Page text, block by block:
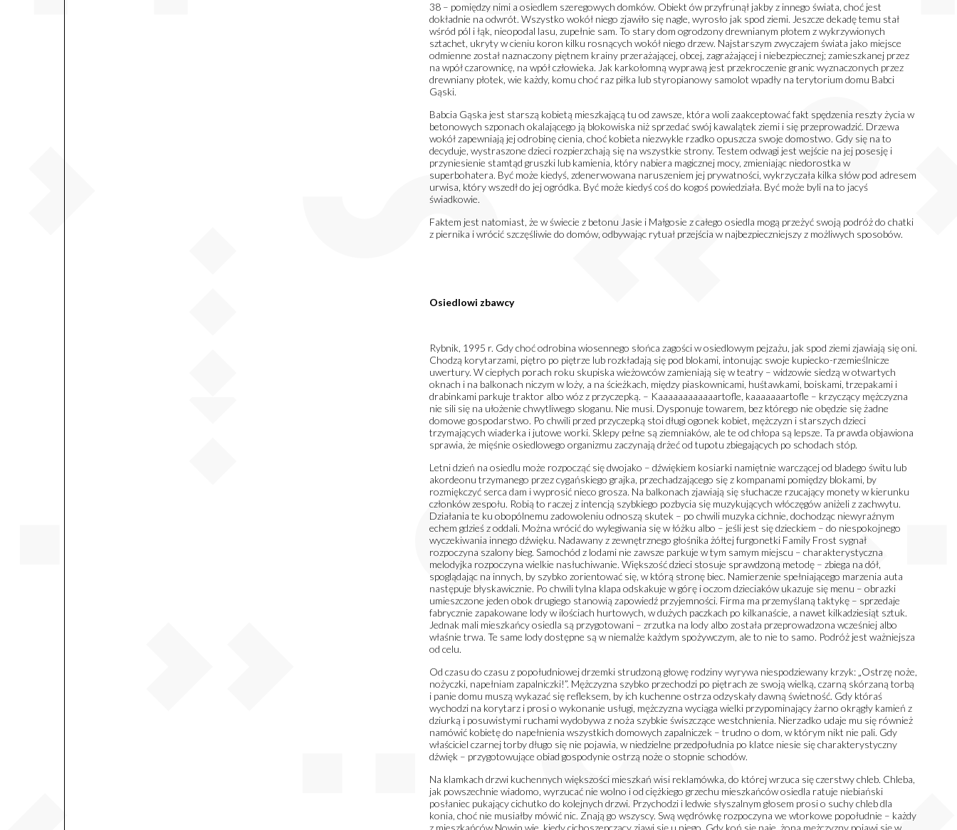
38 – pomiędzy nimi a osiedlem szeregowych domków. Obiekt ów przyfrunął jakby z innego świata, choć jest
dokładnie na odwrót. Wszystko wokół niego zjawiło się nagle, wyrosło jak spod ziemi. Jeszcze dekadę temu stał
wśród pól i łąk, nieopodal lasu, zupełnie sam. To stary dom ogrodzony drewnianym płotem z wykrzywionych
sztachet, ukryty w cieniu koron kilku rosnących wokół niego drzew. Najstarszym zwyczajem świata jako miejsce
odmienne został naznaczony piętnem krainy przerażającej, obcej, zagrażającej i niebezpiecznej; zamieszkanej przez
na wpół czarownicę, na wpół człowieka. Jak karkołomną wyprawą jest przekroczenie granic wyznaczonych przez
drewniany płotek, wie każdy, komu choć raz piłka lub styropianowy samolot wpadły na terytorium domu Babci
Gąski.
Babcia Gąska jest starszą kobietą mieszkającą tu od zawsze, która woli zaakceptować fakt spędzenia reszty życia w
betonowych szponach okalającego ją blokowiska niż sprzedać swój kawalątek ziemi i się przeprowadzić. Drzewa
wokół zapewniają jej odrobinę cienia, choć kobieta niezwykle rzadko opuszcza swoje domostwo. Gdy się na to
decyduje, wystraszone dzieci rozpierzchają się na wszystkie strony. Testem odwagi jest wejście na jej posesję i
przyniesienie stamtąd gruszki lub kamienia, który nabiera magicznej mocy, zmieniając niedorostka w
superbohatera. Być może kiedyś, zdenerwowana naruszeniem jej prywatności, wykrzyczała kilka słów pod adresem
urwisa, który wszedł do jej ogródka. Być może kiedyś coś do kogoś powiedziała. Być może byli na to jacyś
świadkowie.
Faktem jest natomiast, że w świecie z betonu Jasie i Małgosie z całego osiedla mogą przeżyć swoją podróż do chatki
z piernika i wrócić szczęśliwie do domów, odbywając rytuał przejścia w najbezpieczniejszy z możliwych sposobów.
Osiedlowi zbawcy
Rybnik, 1995 r. Gdy choć odrobina wiosennego słońca zagości w osiedlowym pejzażu, jak spod ziemi zjawiają się oni.
Chodzą korytarzami, piętro po piętrze lub rozkładają się pod blokami, intonując swoje kupiecko-rzemieślnicze
uwertury. W ciepłych porach roku skupiska wieżowców zamieniają się w teatry – widzowie siedzą w otwartych
oknach i na balkonach niczym w loży, a na ścieżkach, między piaskownicami, huśtawkami, boiskami, trzepakami i
drabinkami parkuje traktor albo wóz z przyczepką. – Kaaaaaaaaaaaartofle, kaaaaaaartofle – krzyczący mężczyzna
nie sili się na ułożenie chwytliwego sloganu. Nie musi. Dysponuje towarem, bez którego nie obędzie się żadne
domowe gospodarstwo. Po chwili przed przyczepką stoi długi ogonek kobiet, mężczyzn i starszych dzieci
trzymających wiaderka i jutowe worki. Sklepy pełne są ziemniaków, ale te od chłopa są lepsze. Ta prawda objawiona
sprawia, że mięśnie osiedlowego organizmu zaczynają drżeć od tupotu zbiegających po schodach stóp.
Letni dzień na osiedlu może rozpocząć się dwojako – dźwiękiem kosiarki namiętnie warczącej od bladego świtu lub
akordeonu trzymanego przez cygańskiego grajka, przechadzającego się z kompanami pomiędzy blokami, by
rozmiękczyć serca dam i wyprosić nieco grosza. Na balkonach zjawiają się słuchacze rzucający monety w kierunku
członków zespołu. Robią to raczej z intencją szybkiego pozbycia się muzykujących włóczęgów aniżeli z zachwytu.
Działania te ku obopólnemu zadowoleniu odnoszą skutek – po chwili muzyka cichnie, dochodząc niewyraźnym
echem gdzieś z oddali. Można wrócić do wylegiwania się w łóżku albo – jeśli jest się dzieckiem – do niespokojnego
wyczekiwania innego dźwięku. Nadawany z zewnętrznego głośnika żółtej furgonetki Family Frost sygnał
rozpoczyna szalony bieg. Samochód z lodami nie zawsze parkuje w tym samym miejscu – charakterystyczna
melodyjka rozpoczyna wielkie nasłuchiwanie. Większość dzieci stosuje sprawdzoną metodę – zbiega na dół,
spoglądając na innych, by szybko zorientować się, w którą stronę biec. Namierzenie spełniającego marzenia auta
następuje błyskawicznie. Po chwili tylna klapa odskakuje w górę i oczom dzieciaków ukazuje się menu – obrazki
umieszczone jeden obok drugiego stanowią zapowiedź przyjemności. Firma ma przemyślaną taktykę – sprzedaje
fabrycznie zapakowane lody w ilościach hurtowych, w dużych paczkach po kilkanaście, a nawet kilkadziesiąt sztuk.
Jednak mali mieszkańcy osiedla są przygotowani – zrzutka na lody albo została przeprowadzona wcześniej albo
właśnie trwa. Te same lody dostępne są w niemalże każdym spożywczym, ale to nie to samo. Podróż jest ważniejsza
od celu.
Od czasu do czasu z popołudniowej drzemki strudzoną głowę rodziny wyrywa niespodziewany krzyk: „Ostrzę noże,
nożyczki, napełniam zapalniczki!”. Mężczyzna szybko przechodzi po piętrach ze swoją wielką, czarną skórzaną torbą
i panie domu muszą wykazać się refleksem, by ich kuchenne ostrza odzyskały dawną świetność. Gdy któraś
wychodzi na korytarz i prosi o wykonanie usługi, mężczyzna wyciąga wielki przypominający żarno okrągły kamień z
dziurką i posuwistymi ruchami wydobywa z noża szybkie świszczące westchnienia. Nierzadko udaje mu się również
namówić kobietę do napełnienia wszystkich domowych zapalniczek – trudno o dom, w którym nikt nie pali. Gdy
właściciel czarnej torby długo się nie pojawia, w niedzielne przedpołudnia po klatce niesie się charakterystyczny
dźwięk – przygotowujące obiad gospodynie ostrzą noże o stopnie schodów.
Na klamkach drzwi kuchennych większości mieszkań wisi reklamówka, do której wrzuca się czerstwy chleb. Chleba,
jak powszechnie wiadomo, wyrzucać nie wolno i od ciężkiego grzechu mieszkańców osiedla ratuje niebiański
posłaniec pukający cichutko do kolejnych drzwi. Przychodzi i ledwie słyszalnym głosem prosi o suchy chleb dla
konia, choć nie musiałby mówić nic. Znają go wszyscy. Swą wędrówkę rozpoczyna we wtorkowe popołudnie – każdy
z mieszkańców Nowin wie, kiedy cichoszepczący zjawi się u niego. Gdy koń się naje, żona mężczyzny pojawi się w